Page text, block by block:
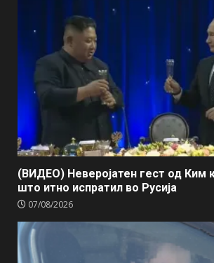
(ВИДЕО) Неверојатен гест од Ким
што итно испратил во Русија
07/08/2026